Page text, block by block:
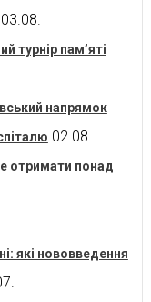
03.08.
турнір пам’яті
напрямок
02.08.
отримати понад
які нововведення